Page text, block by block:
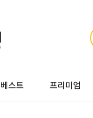
베스트 프리미엄